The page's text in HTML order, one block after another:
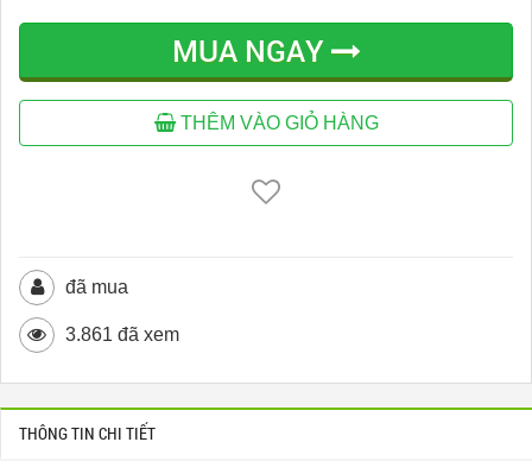
MUA NGAY
THÊM VÀO GIỎ HÀNG
đã mua
3.861 đã xem
THÔNG TIN CHI TIẾT